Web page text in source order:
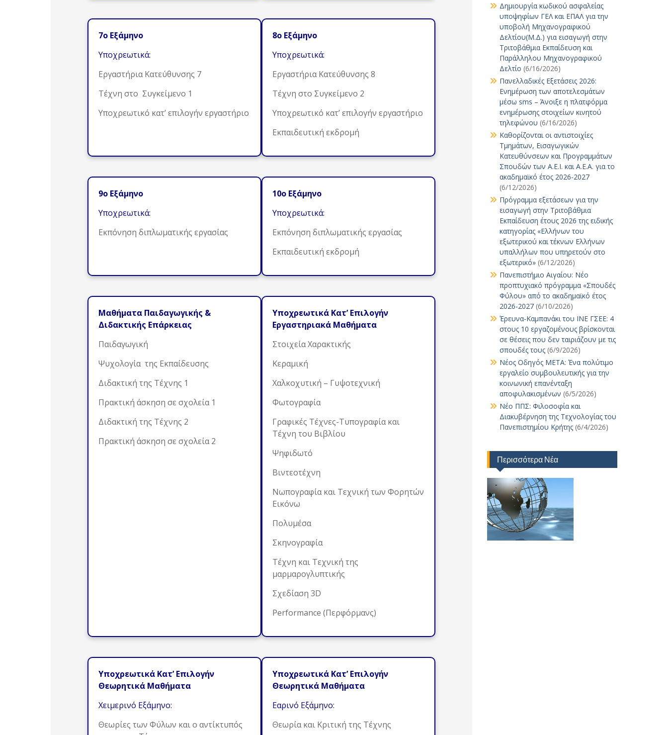
7ο Εξάμηνο
Υποχρεωτικά:
Εργαστήρια Κατεύθυνσης 7
Τέχνη στο Συγκείμενο 1
Υποχρεωτικό κατ’ επιλογήν εργαστήριο
8ο Εξάμηνο
Υποχρεωτικά:
Εργαστήρια Κατεύθυνσης 8
Τέχνη στο Συγκείμενο 2
Υποχρεωτικό κατ’ επιλογήν εργαστήριο
Εκπαιδευτική εκδρομή
9ο Εξάμηνο
Υποχρεωτικά:
Εκπόνηση διπλωματικής εργασίας
10ο Εξάμηνο
Υποχρεωτικά:
Εκπόνηση διπλωματικής εργασίας
Εκπαιδευτική εκδρομή
Μαθήματα Παιδαγωγικής &
Διδακτικής Επάρκειας
Παιδαγωγική
Ψυχολογία της Εκπαίδευσης
Διδακτική της Τέχνης 1
Πρακτική άσκηση σε σχολεία 1
Διδακτική της Τέχνης 2
Πρακτική άσκηση σε σχολεία 2
Υποχρεωτικά Κατ’ Επιλογήν
Εργαστηριακά Μαθήματα
Στοιχεία Χαρακτικής
Κεραμική
Χαλκοχυτική – Γυψοτεχνική
Φωτογραφία
Γραφικές Τέχνες-Τυπογραφία και
Τέχνη του Βιβλίου
Ψηφιδωτό
Βιντεοτέχνη
Νωπογραφία και Τεχνική των Φορητών
Εικόνω
Πολυμέσα
Σκηνογραφία
Τέχνη και Τεχνική της
μαρμαρογλυπτικής
Σχεδίαση 3D
Performance (Περφόρμανς)
Υποχρεωτικά Κατ’ Επιλογήν
Θεωρητικά Μαθήματα
Χειμερινό Εξάμηνο:
Θεωρίες των Φύλων και ο αντίκτυπός
Υποχρεωτικά Κατ’ Επιλογήν
Θεωρητικά Μαθήματα
Εαρινό Εξάμηνο:
Θεωρία και Κριτική της Τέχνης
Δημιουργία κωδικού ασφαλείας
υποψηφίων ΓΕΛ και ΕΠΑΛ για την
υποβολή Μηχανογραφικού
Δελτίου(Μ.Δ.) για εισαγωγή στην
Τριτοβάθμια Εκπαίδευση και
Παράλληλου Μηχανογραφικού
Δελτίο (6/16/2026)
Πανελλαδικές Εξετάσεις 2026:
Ενημέρωση των αποτελεσμάτων
μέσω sms – Άνοιξε η πλατφόρμα
ενημέρωσης στοιχείων κινητού
τηλεφώνου (6/16/2026)
Καθορίζονται οι αντιστοιχίες
Τμημάτων, Εισαγωγικών
Κατευθύνσεων και Προγραμμάτων
Σπουδών των Α.Ε.Ι. και Α.Ε.Α. για το
ακαδημαϊκό έτος 2026-2027
(6/12/2026)
Πρόγραμμα εξετάσεων για την
εισαγωγή στην Τριτοβάθμια
Εκπαίδευση έτους 2026 της ειδικής
κατηγορίας «Ελλήνων του
εξωτερικού και τέκνων Ελλήνων
υπαλλήλων που υπηρετούν στο
εξωτερικό» (6/12/2026)
Πανεπιστήμιο Αιγαίου: Νέο
προπτυχιακό πρόγραμμα «Σπουδές
Φύλου» από το ακαδημαϊκό έτος
2026-2027 (6/10/2026)
Έρευνα-Καμπανάκι του ΙΝΕ ΓΣΕΕ: 4
στους 10 εργαζομένους βρίσκονται
σε θέσεις που δεν ταιριάζουν με τις
σπουδές τους (6/9/2026)
Νέος Οδηγός ΜΕΤΑ: Ένα πολύτιμο
εργαλείο συμβουλευτικής για την
κοινωνική επανένταξη
αποφυλακισμένων (6/5/2026)
Νέο ΠΠΣ: Φιλοσοφία και
Διακυβέρνηση της Τεχνολογίας του
Πανεπιστημίου Κρήτης (6/4/2026)
Περισσότερα Νέα